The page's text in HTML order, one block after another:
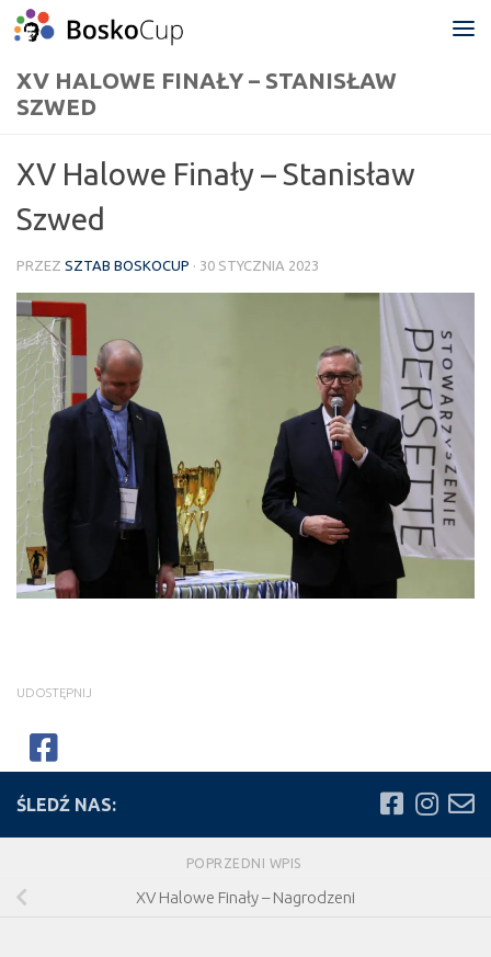
Przejdź do treści
XV HALOWE FINAŁY – STANISŁAW
SZWED
XV Halowe Finały – Stanisław
Szwed
PRZEZ SZTAB BOSKOCUP · 30 STYCZNIA 2023
UDOSTĘPNIJ
ŚLEDŹ NAS:
POPRZEDNI WPIS
XV Halowe Finały – Nagrodzeni